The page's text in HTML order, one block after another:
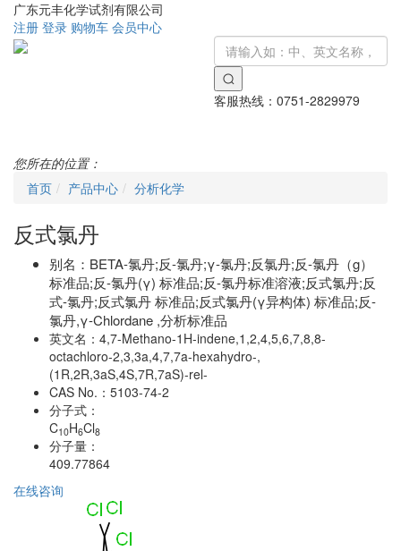
广东元丰化学试剂有限公司
注册 登录 购物车 会员中心
客服热线： 0751-2829979
您所在的位置：
首页
产品中心 分析化学
反式氯丹
别名： BETA-氯丹;反-氯丹;γ-氯丹;反氯丹;反-氯丹（g）
标准品;反-氯丹(γ) 标准品;反-氯丹标准溶液;反式氯丹;反
式-氯丹;反式氯丹 标准品;反式氯丹(γ异构体) 标准品;反-
氯丹,γ-Chlordane ,分析标准品
英文名： 4,7-Methano-1H-indene,1,2,4,5,6,7,8,8-
octachloro-2,3,3a,4,7,7a-hexahydro-,
(1R,2R,3aS,4S,7R,7aS)-rel-
CAS No.： 5103-74-2
分子式：
C10H6Cl8
分子量：
409.77864
在线咨询